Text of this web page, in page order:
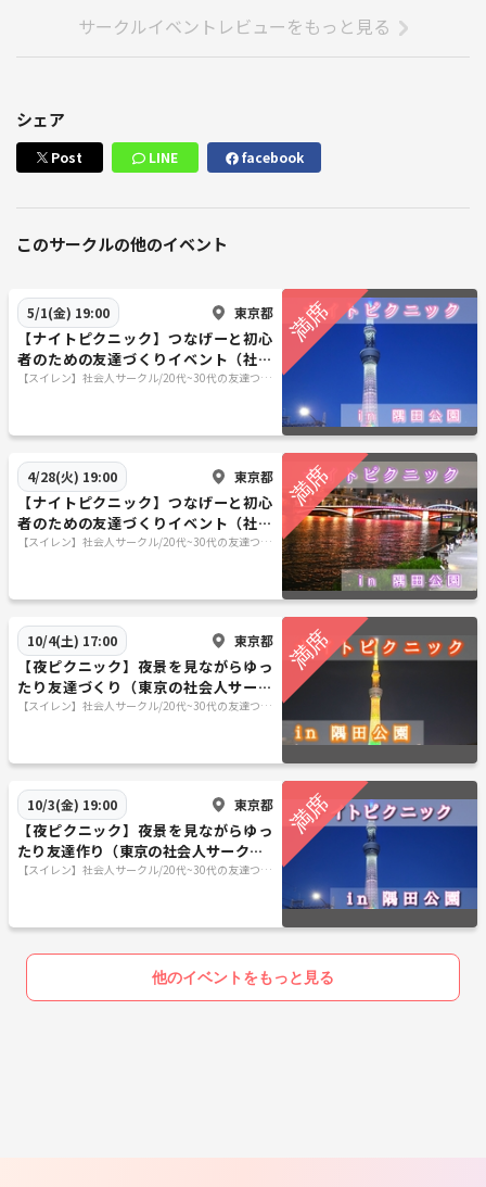
サークルイベントレビューをもっと見る
シェア
Post LINE facebook
このサークルの他のイベント
5/1(金) 19:00 東京都
【ナイトピクニック】つなげーと初心
者のための友達づくりイベント（社会
人サークル20代〜30代限定）
【スイレン】社会人サークル/20代~30代の友達つく
4/28(火) 19:00 東京都
【ナイトピクニック】つなげーと初心
者のための友達づくりイベント（社会
人サークル20代〜30代限定）
【スイレン】社会人サークル/20代~30代の友達つく
10/4(土) 17:00 東京都
【夜ピクニック】夜景を見ながらゆっ
たり友達づくり（東京の社会人サーク
ル20代〜30代限定）
【スイレン】社会人サークル/20代~30代の友達つく
10/3(金) 19:00 東京都
【夜ピクニック】夜景を見ながらゆっ
たり友達作り（東京の社会人サークル2
0代〜30代限定）
【スイレン】社会人サークル/20代~30代の友達つく
他のイベントをもっと見る